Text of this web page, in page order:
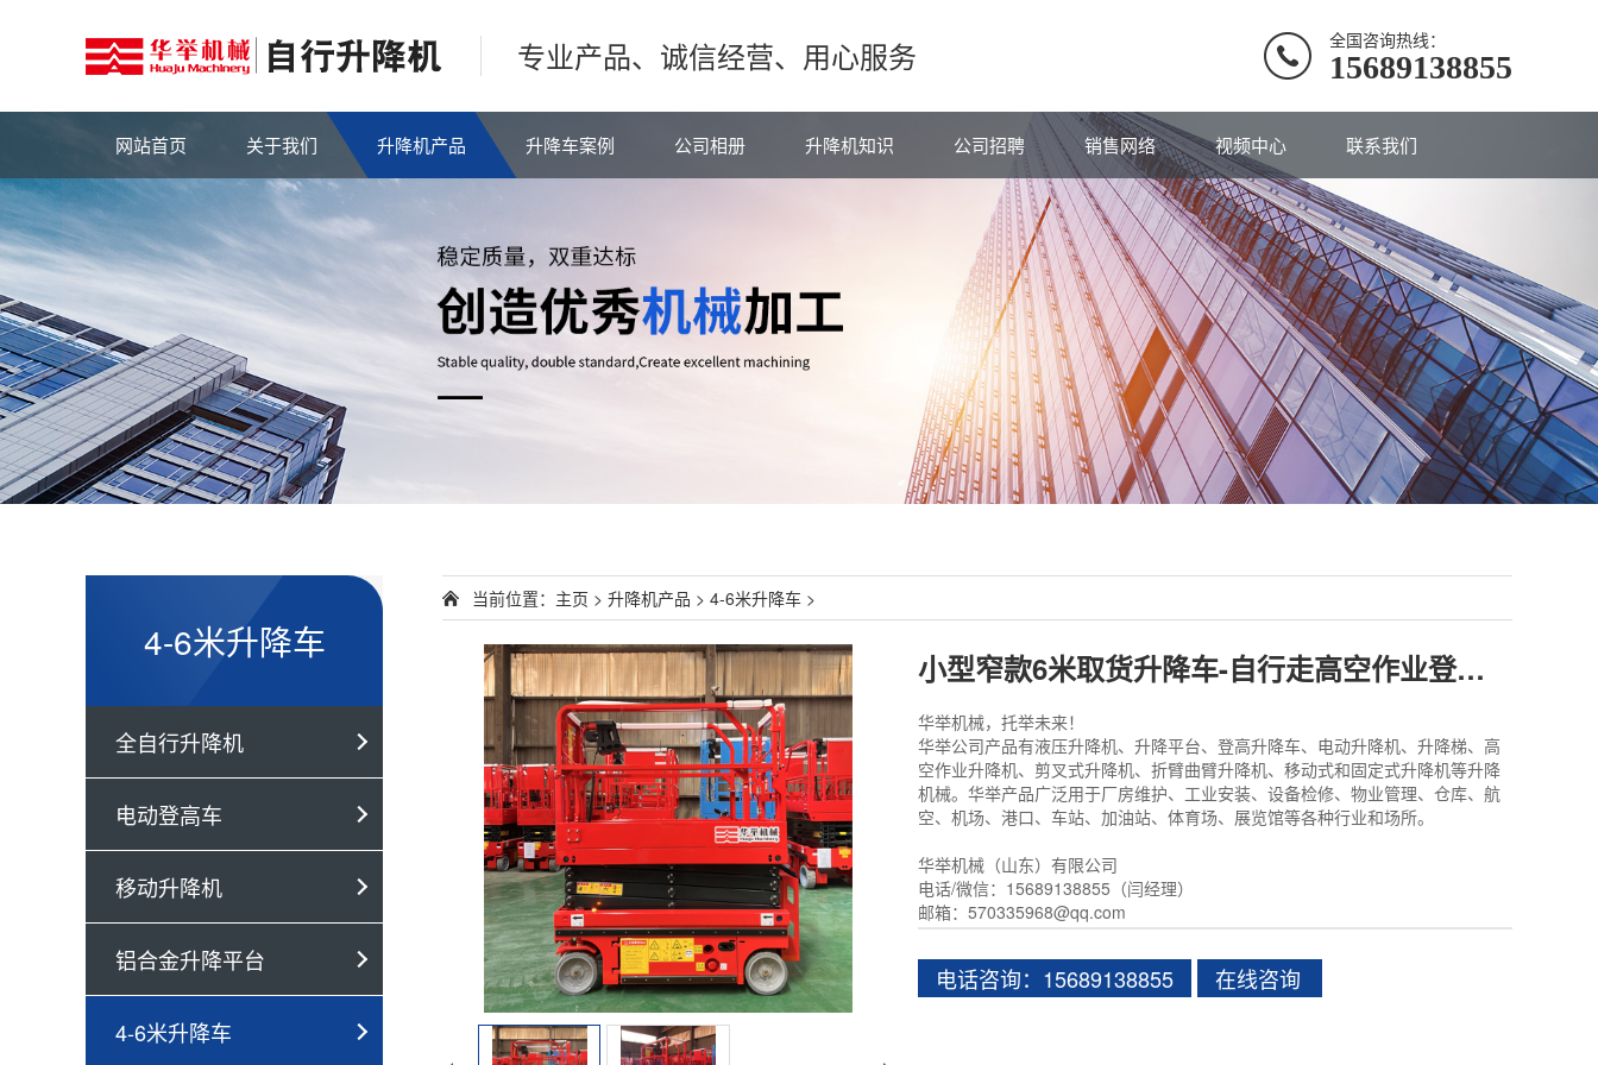
专业产品、诚信经营、用心服务 全国咨询热线：
15689138855
网站首页 关于我们 升降机产品 升降车案例 公司相册 升降机知识 公司招聘 销售网络 视频中心 联系我们
4-6米升降车
全自行升降机
电动登高车
移动升降机
铝合金升降平台
4-6米升降车
当前位置： 主页 > 升降机产品 > 4-6米升降车 >
小型窄款6米取货升降车-自行走高空作业登高车
华举机械，托举未来！
华举公司产品有液压升降机、升降平台、登高升降车、电动升降机、升降梯、高
空作业升降机、剪叉式升降机、折臂曲臂升降机、移动式和固定式升降机等升降
机械。华举产品广泛用于厂房维护、工业安装、设备检修、物业管理、仓库、航
空、机场、港口、车站、加油站、体育场、展览馆等各种行业和场所。
华举机械（山东）有限公司
电话/微信：15689138855（闫经理）
邮箱：570335968@qq.com
电话咨询：15689138855 在线咨询